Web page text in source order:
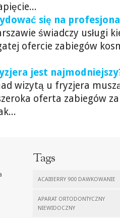
się na
świadczy usługi
ofercie zabiegów
jest
wizytą u fryzjera
oferta zabiegów
Tags
ACAIBERRY 900 DAWKOWANIE
APARAT ORTODONTYCZNY
NIEWIDOCZNY